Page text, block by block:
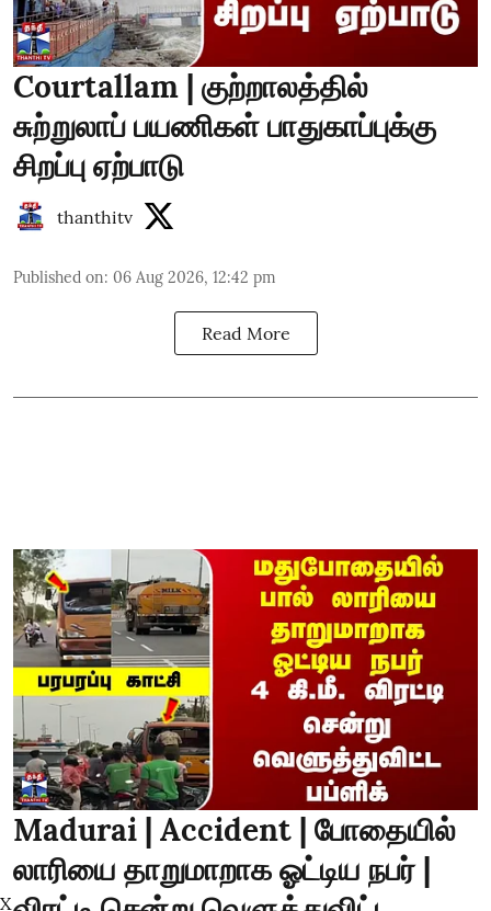
Courtallam | குற்றாலத்தில்
சுற்றுலாப் பயணிகள் பாதுகாப்புக்கு
சிறப்பு ஏற்பாடு
thanthitv
Published on: 06 Aug 2026, 12:42 pm
Read More
Madurai | Accident | போதையில்
லாரியை தாறுமாறாக ஓட்டிய நபர் |
X